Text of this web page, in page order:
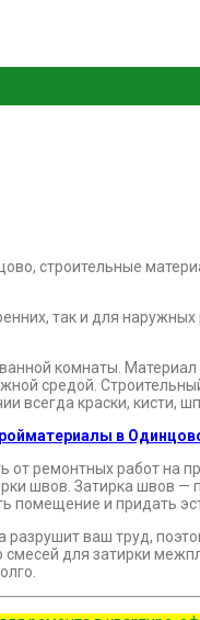
так и для
комнаты.
средой.
краски, кисти,
в
ремонтных работ на
швов. Затирка швов —
и придать
ваш труд,
для затирки